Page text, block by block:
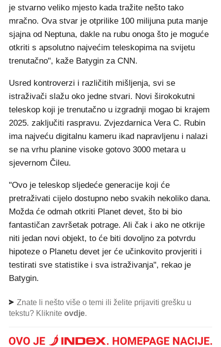
je stvarno veliko mjesto kada tražite nešto tako
mračno. Ova stvar je otprilike 100 milijuna puta manje
sjajna od Neptuna, dakle na rubu onoga što je moguće
otkriti s apsolutno najvećim teleskopima na svijetu
trenutačno", kaže Batygin za CNN.
Usred kontroverzi i različitih mišljenja, svi se
istraživači slažu oko jedne stvari. Novi širokokutni
teleskop koji je trenutačno u izgradnji mogao bi krajem
2025. zaključiti raspravu. Zvjezdarnica Vera C. Rubin
ima najveću digitalnu kameru ikad napravljenu i nalazi
se na vrhu planine visoke gotovo 3000 metara u
sjevernom Čileu.
"Ovo je teleskop sljedeće generacije koji će
pretraživati cijelo dostupno nebo svakih nekoliko dana.
Možda će odmah otkriti Planet devet, što bi bio
fantastičan završetak potrage. Ali čak i ako ne otkrije
niti jedan novi objekt, to će biti dovoljno za potvrdu
hipoteze o Planetu devet jer će učinkovito provjeriti i
testirati sve statistike i sva istraživanja", rekao je
Batygin.
Znate li nešto više o temi ili želite prijaviti grešku u
tekstu? Kliknite ovdje.